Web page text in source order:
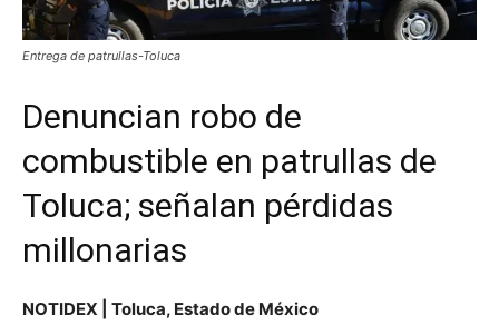
Entrega de patrullas-Toluca
Denuncian robo de
combustible en patrullas de
Toluca; señalan pérdidas
millonarias
NOTIDEX | Toluca, Estado de México